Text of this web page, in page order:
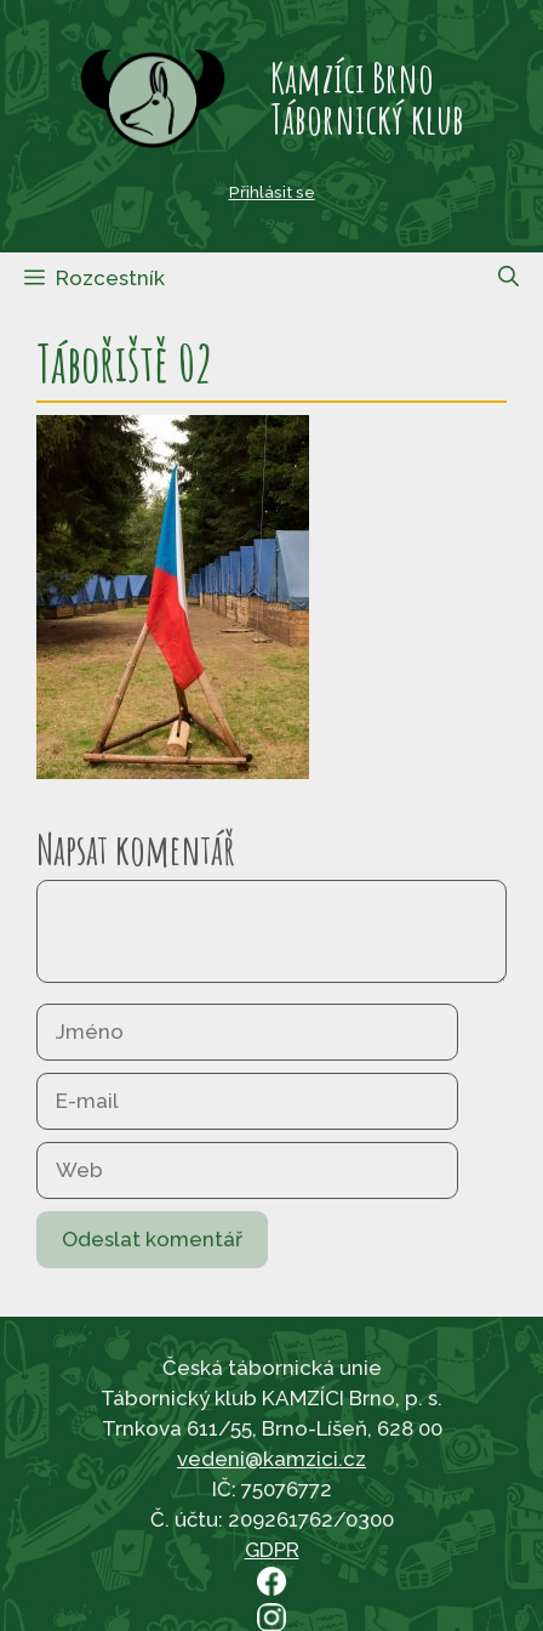
Přeskočit
obsah
Kamzíci Brno
Tábornický klub
Přihlásit se
Rozcestník
Tábořiště 02
Napsat komentář
Komentář
Jméno
E-
mail
Web
Česká tábornická unie
Tábornický klub KAMZÍCI Brno, p. s.
Trnkova 611/55, Brno-Líšeň, 628 00
vedeni@kamzici.cz
IČ: 75076772
Č. účtu: 209261762/0300
GDPR